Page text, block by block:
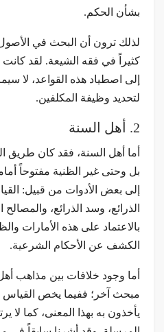
بشأن الحكم.
لذلك ترون أن البحث في
كثيراً في فقه الشيعة. لقد
إلى اصطياد هذه القواعد، لا
لتحديد وظيفة المكلفين.
2. أهل السنة
أما أهل السنة، فقد كان طريق
بل وحتى غير الظنية مفتوحاً
إلى بعض الأدوات من قبيل:
الذرائع، وسد الذرائع، والمصالح
بالاعتماد على هذه الأمارات
الكشف عن الأحكام الشرعية.
أما وجود خلافات بين مذاهب
مبحث آخر؛ ففيما يخص القياس
يأخذون به بهذا المعنى، كما لا